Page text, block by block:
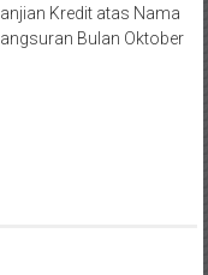
Kredit atas Nama
Bulan Oktober